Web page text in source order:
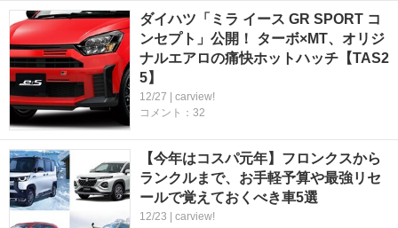
ダイハツ「ミラ イース GR SPORT コ
ンセプト」公開！ ターボ×MT、オリジ
ナルエアロの痛快ホットハッチ【TAS2
5】
12/27 | carview!
コメント：32
【今年はコスパ元年】フロンクスから
ランクルまで、お手軽予算や最強リセ
ールで覚えておくべき車5選
12/23 | carview!